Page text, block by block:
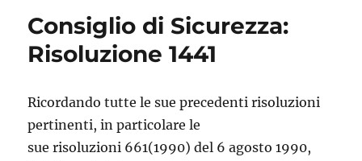
Consiglio di Sicurezza:
Risoluzione 1441
Ricordando tutte le sue precedenti risoluzioni
pertinenti, in particolare le
sue risoluzioni 661(1990) del 6 agosto 1990,